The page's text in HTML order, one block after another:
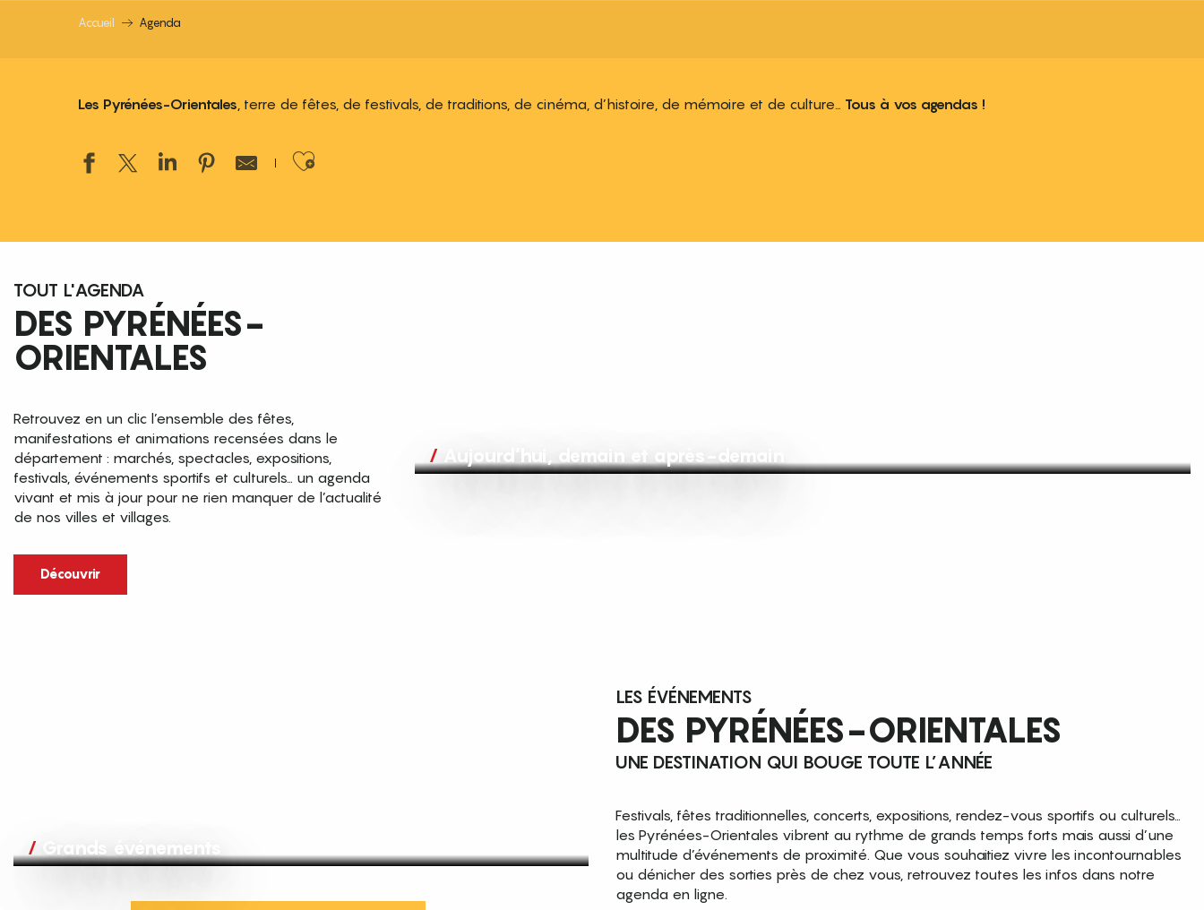
Accueil Agenda
Les Pyrénées-Orientales, terre de fêtes, de festivals, de traditions, de cinéma, d’histoire, de mémoire et de culture… Tous à vos agendas !
Ajouter aux favoris
TOUT L'AGENDA
DES PYRÉNÉES-
ORIENTALES
Retrouvez en un clic l’ensemble des fêtes,
manifestations et animations recensées dans le
département : marchés, spectacles, expositions,
festivals, événements sportifs et culturels… un agenda
vivant et mis à jour pour ne rien manquer de l’actualité
de nos villes et villages.
Découvrir
Aujourd’hui, demain et après-demain
Grands événements
LES ÉVÉNEMENTS
DES PYRÉNÉES-ORIENTALES
UNE DESTINATION QUI BOUGE TOUTE L’ANNÉE
Festivals, fêtes traditionnelles, concerts, expositions, rendez-vous sportifs ou culturels…
les Pyrénées-Orientales vibrent au rythme de grands temps forts mais aussi d’une
multitude d’événements de proximité. Que vous souhaitiez vivre les incontournables
ou dénicher des sorties près de chez vous, retrouvez toutes les infos dans notre
agenda en ligne.